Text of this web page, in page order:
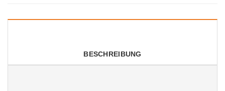
BESCHREIBUNG